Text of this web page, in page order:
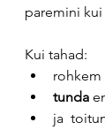
paremini kui
Kui tahad:
rohkem
tunda
ja